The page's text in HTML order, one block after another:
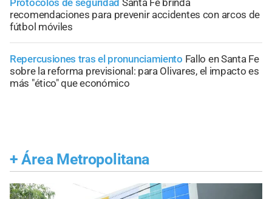
Protocolos de seguridad Santa Fe brinda
recomendaciones para prevenir accidentes con arcos de
fútbol móviles
Repercusiones tras el pronunciamiento Fallo en Santa Fe
sobre la reforma previsional: para Olivares, el impacto es
más "ético" que económico
+ Área Metropolitana